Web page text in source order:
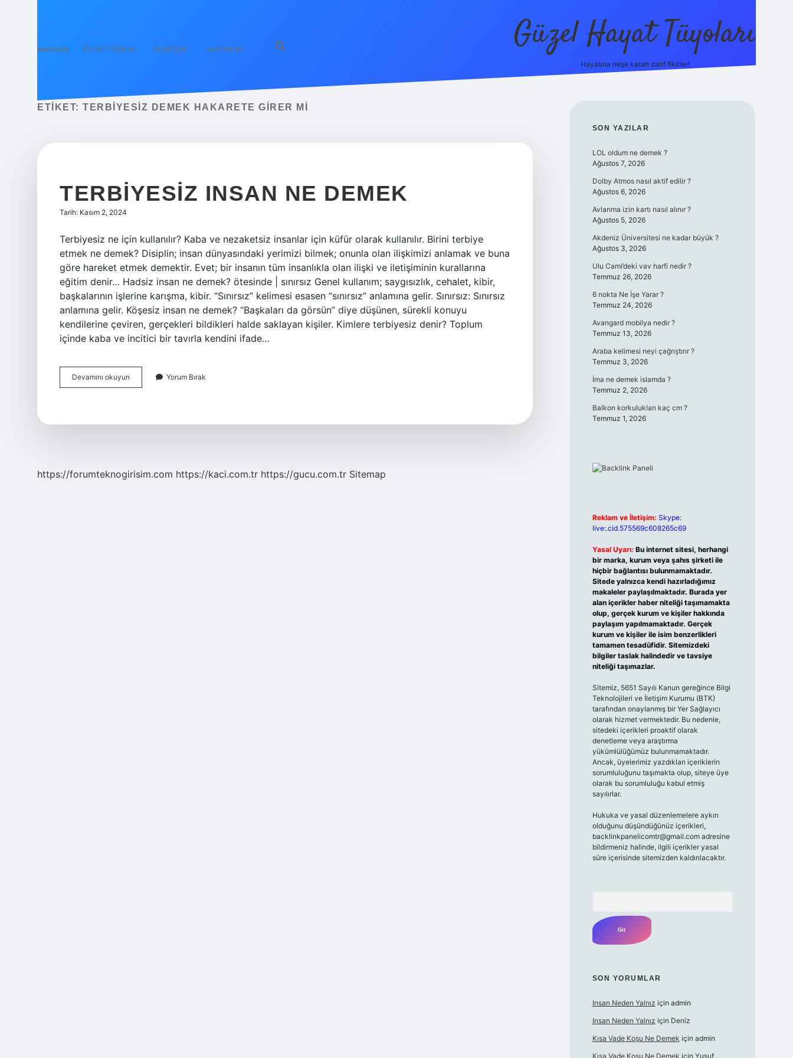
Anasayfa Gizlilik Politikası Yasal Uyarı Hakkımızda Güzel Hayat Tüyoları
Hayatına neşe katan zarif fikirler!
ETIKET: TERBIYESIZ DEMEK HAKARETE GIRER MI
TERBIYESIZ INSAN NE DEMEK
Tarih: Kasım 2, 2024
Terbiyesiz ne için kullanılır? Kaba ve nezaketsiz insanlar için küfür olarak kullanılır. Birini terbiye
etmek ne demek? Disiplin; insan dünyasındaki yerimizi bilmek; onunla olan ilişkimizi anlamak ve buna
göre hareket etmek demektir. Evet; bir insanın tüm insanlıkla olan ilişki ve iletişiminin kurallarına
eğitim denir… Hadsiz insan ne demek? ötesinde | sınırsız Genel kullanım; saygısızlık, cehalet, kibir,
başkalarının işlerine karışma, kibir. “Sınırsız” kelimesi esasen “sınırsız” anlamına gelir. Sınırsız: Sınırsız
anlamına gelir. Köşesiz insan ne demek? “Başkaları da görsün” diye düşünen, sürekli konuyu
kendilerine çeviren, gerçekleri bildikleri halde saklayan kişiler. Kimlere terbiyesiz denir? Toplum
içinde kaba ve incitici bir tavırla kendini ifade…
Devamını okuyun Terbiyesiz
Insan
Yorum Bırak
https://forumteknogirisim.com https://kaci.com.tr https://gucu.com.tr Sitemap
SIDEBAR
SON YAZILAR
LOL oldum ne demek ?
Ağustos 7, 2026
Dolby Atmos nasıl aktif edilir ?
Ağustos 6, 2026
Avlanma izin kartı nasıl alınır ?
Ağustos 5, 2026
Akdeniz Üniversitesi ne kadar büyük ?
Ağustos 3, 2026
Ulu Cami’deki vav harfi nedir ?
Temmuz 26, 2026
6 nokta Ne İşe Yarar ?
Temmuz 24, 2026
Avangard mobilya nedir ?
Temmuz 13, 2026
Araba kelimesi neyi çağrıştırır ?
Temmuz 3, 2026
İma ne demek islamda ?
Temmuz 2, 2026
Balkon korkulukları kaç cm ?
Temmuz 1, 2026
Reklam ve İletişim: Skype:
live:.cid.575569c608265c69
Yasal Uyarı: Bu internet sitesi, herhangi
bir marka, kurum veya şahıs şirketi ile
hiçbir bağlantısı bulunmamaktadır.
Sitede yalnızca kendi hazırladığımız
makaleler paylaşılmaktadır. Burada yer
alan içerikler haber niteliği taşımamakta
olup, gerçek kurum ve kişiler hakkında
paylaşım yapılmamaktadır. Gerçek
kurum ve kişiler ile isim benzerlikleri
tamamen tesadüfidir. Sitemizdeki
bilgiler taslak halindedir ve tavsiye
niteliği taşımazlar.
Sitemiz, 5651 Sayılı Kanun gereğince Bilgi
Teknolojileri ve İletişim Kurumu (BTK)
tarafından onaylanmış bir Yer Sağlayıcı
olarak hizmet vermektedir. Bu nedenle,
sitedeki içerikleri proaktif olarak
denetleme veya araştırma
yükümlülüğümüz bulunmamaktadır.
Ancak, üyelerimiz yazdıkları içeriklerin
sorumluluğunu taşımakta olup, siteye üye
olarak bu sorumluluğu kabul etmiş
sayılırlar.
Hukuka ve yasal düzenlemelere aykırı
olduğunu düşündüğünüz içerikleri,
backlinkpanelicomtr@gmail.comadresine
bildirmeniz halinde, ilgili içerikler yasal
süre içerisinde sitemizden kaldırılacaktır.
SON YORUMLAR
Insan Neden Yalnız için admin
Insan Neden Yalnız için Deniz
Kısa Vade Koşu Ne Demek için admin
Kısa Vade Koşu Ne Demek için Yusuf